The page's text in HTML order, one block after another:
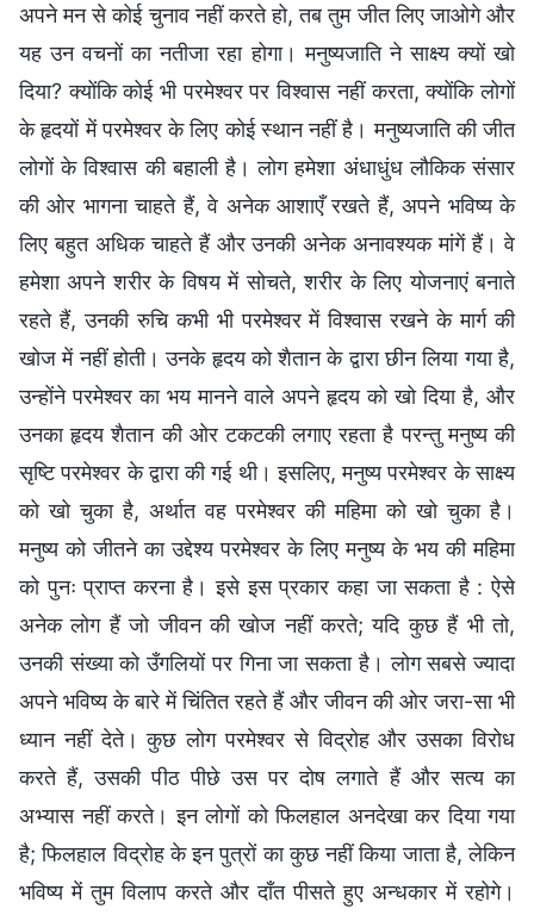
अपने मन से कोई चुनाव नहीं करते हो, तब तुम जीत लिए जाओगे और
यह उन वचनों का नतीजा रहा होगा। मनुष्यजाति ने साक्ष्य क्यों खो
दिया? क्योंकि कोई भी परमेश्वर पर विश्वास नहीं करता, क्योंकि लोगों
के हृदयों में परमेश्वर के लिए कोई स्थान नहीं है। मनुष्यजाति की जीत
लोगों के विश्वास की बहाली है। लोग हमेशा अंधाधुंध लौकिक संसार
की ओर भागना चाहते हैं, वे अनेक आशाएँ रखते हैं, अपने भविष्य के
लिए बहुत अधिक चाहते हैं और उनकी अनेक अनावश्यक मांगें हैं। वे
हमेशा अपने शरीर के विषय में सोचते, शरीर के लिए योजनाएं बनाते
रहते हैं, उनकी रुचि कभी भी परमेश्वर में विश्वास रखने के मार्ग की
खोज में नहीं होती। उनके हृदय को शैतान के द्वारा छीन लिया गया है,
उन्होंने परमेश्वर का भय मानने वाले अपने हृदय को खो दिया है, और
उनका हृदय शैतान की ओर टकटकी लगाए रहता है परन्तु मनुष्य की
सृष्टि परमेश्वर के द्वारा की गई थी। इसलिए, मनुष्य परमेश्वर के साक्ष्य
को खो चुका है, अर्थात वह परमेश्वर की महिमा को खो चुका है।
मनुष्य को जीतने का उद्देश्य परमेश्वर के लिए मनुष्य के भय की महिमा
को पुनः प्राप्त करना है। इसे इस प्रकार कहा जा सकता है : ऐसे
अनेक लोग हैं जो जीवन की खोज नहीं करते; यदि कुछ हैं भी तो,
उनकी संख्या को उँगलियों पर गिना जा सकता है। लोग सबसे ज्यादा
अपने भविष्य के बारे में चिंतित रहते हैं और जीवन की ओर जरा-सा भी
ध्यान नहीं देते। कुछ लोग परमेश्वर से विद्रोह और उसका विरोध
करते हैं, उसकी पीठ पीछे उस पर दोष लगाते हैं और सत्य का
अभ्यास नहीं करते। इन लोगों को फिलहाल अनदेखा कर दिया गया
है; फिलहाल विद्रोह के इन पुत्रों का कुछ नहीं किया जाता है, लेकिन
भविष्य में तुम विलाप करते और दाँत पीसते हुए अन्धकार में रहोगे।